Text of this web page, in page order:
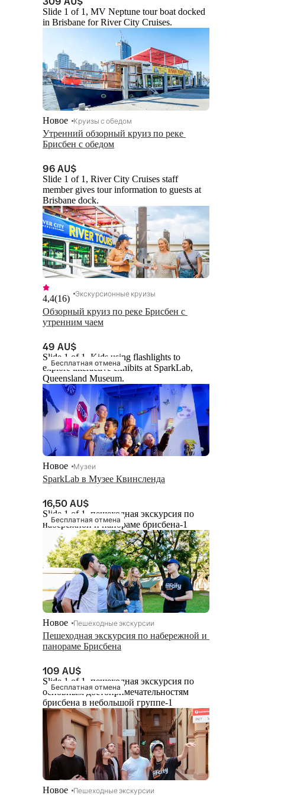
Slide 1 of 1, MV Neptune tour boat docked
in Brisbane for River City Cruises.
Утренний обзорный круиз по реке
Брисбен с обедом
Новое Круизы с обедом
96 AU$
Slide 1 of 1, River City Cruises staff
member gives tour information to guests at
Brisbane dock.
Обзорный круиз по реке Брисбен с
утренним чаем
4,4(16) Экскурсионные круизы
49 AU$
Бесплатная отмена
Slide 1 of 1, Kids using flashlights to
explore interactive exhibits at SparkLab,
Queensland Museum.
SparkLab в Музее Квинсленда
Новое Музеи
16,50 AU$
Бесплатная отмена
Slide 1 of 1, пешеходная экскурсия по
набережной и панораме брисбена-1
Пешеходная экскурсия по набережной и
панораме Брисбена
Новое Пешеходные экскурсии
109 AU$
Бесплатная отмена
Slide 1 of 1, пешеходная экскурсия по
основным достопримечательностям
брисбена в небольшой группе-1
Новое Пешеходные экскурсии